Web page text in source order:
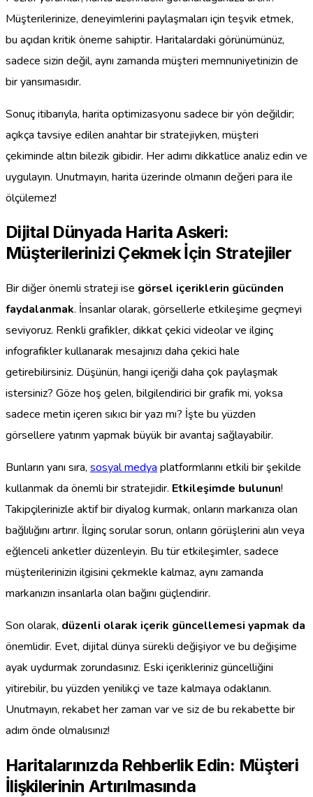
Müşterilerinize, deneyimlerini paylaşmaları için teşvik etmek,
bu açıdan kritik öneme sahiptir. Haritalardaki görünümünüz,
sadece sizin değil, aynı zamanda müşteri memnuniyetinizin de
bir yansımasıdır.
Sonuç itibarıyla, harita optimizasyonu sadece bir yön değildir;
açıkça tavsiye edilen anahtar bir stratejiyken, müşteri
çekiminde altın bilezik gibidir. Her adımı dikkatlice analiz edin ve
uygulayın. Unutmayın, harita üzerinde olmanın değeri para ile
ölçülemez!
Dijital Dünyada Harita Askeri:
Müşterilerinizi Çekmek İçin Stratejiler
Bir diğer önemli strateji ise görsel içeriklerin gücünden
faydalanmak. İnsanlar olarak, görsellerle etkileşime geçmeyi
seviyoruz. Renkli grafikler, dikkat çekici videolar ve ilginç
infografikler kullanarak mesajınızı daha çekici hale
getirebilirsiniz. Düşünün, hangi içeriği daha çok paylaşmak
istersiniz? Göze hoş gelen, bilgilendirici bir grafik mi, yoksa
sadece metin içeren sıkıcı bir yazı mı? İşte bu yüzden
görsellere yatırım yapmak büyük bir avantaj sağlayabilir.
Bunların yanı sıra, sosyal medya platformlarını etkili bir şekilde
kullanmak da önemli bir stratejidir. Etkileşimde bulunun!
Takipçilerinizle aktif bir diyalog kurmak, onların markanıza olan
bağlılığını artırır. İlginç sorular sorun, onların görüşlerini alın veya
eğlenceli anketler düzenleyin. Bu tür etkileşimler, sadece
müşterilerinizin ilgisini çekmekle kalmaz, aynı zamanda
markanızın insanlarla olan bağını güçlendirir.
Son olarak, düzenli olarak içerik güncellemesi yapmak da
önemlidir. Evet, dijital dünya sürekli değişiyor ve bu değişime
ayak uydurmak zorundasınız. Eski içerikleriniz güncelliğini
yitirebilir, bu yüzden yenilikçi ve taze kalmaya odaklanın.
Unutmayın, rekabet her zaman var ve siz de bu rekabette bir
adım önde olmalısınız!
Haritalarınızda Rehberlik Edin: Müşteri
İlişkilerinin Artırılmasında